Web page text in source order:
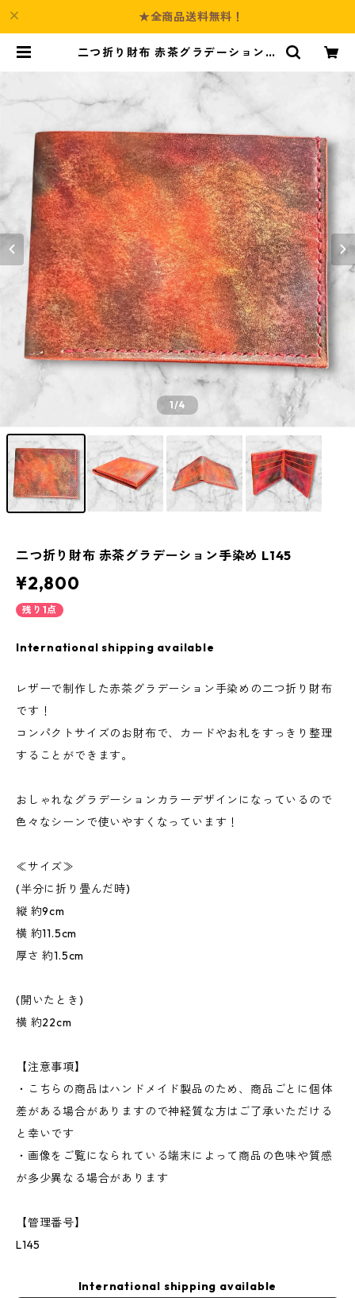
★全商品送料無料！
二つ折り財布 赤茶グラデーション手
1/4
二つ折り財布 赤茶グラデーション手染め L145
¥2,800
残り1点
International shipping available
レザーで制作した赤茶グラデーション手染めの二つ折り財布
です！
コンパクトサイズのお財布で、カードやお札をすっきり整理
することができます。
おしゃれなグラデーションカラーデザインになっているので
色々なシーンで使いやすくなっています！
≪サイズ≫
(半分に折り畳んだ時)
縦 約9cm
横 約11.5cm
厚さ 約1.5cm
(開いたとき)
横 約22cm
【注意事項】
・こちらの商品はハンドメイド製品のため、商品ごとに個体
差がある場合がありますので神経質な方はご了承いただける
と幸いです
・画像をご覧になられている端末によって商品の色味や質感
が多少異なる場合があります
【管理番号】
L145
International shipping available